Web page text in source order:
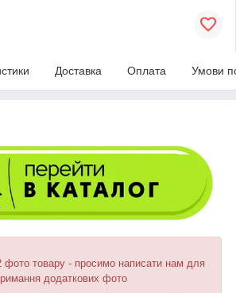
Доставка Оплата Умови
фото товару - просимо написати нам для
додаткових фото